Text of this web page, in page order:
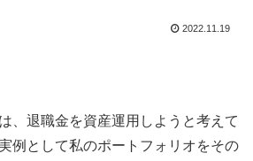
2022.11.19
、退職金を資産運用しようと考えて
例として私のポートフォリオをその